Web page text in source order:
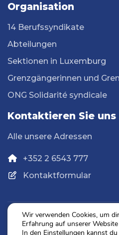
Organisation
14 Berufssyndikate
Abteilungen
Sektionen in Luxemburg
Grenzgängerinnen und
ONG Solidarité syndicale
Kontaktieren Sie uns
Alle unsere Adressen
+352 2 6543 777
Kontaktformular
Wir verwenden Cookies, um
Erfahrung auf unserer
In den Einstellungen kannst